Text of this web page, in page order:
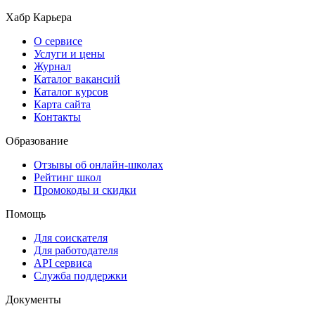
Хабр Карьера
О сервисе
Услуги и цены
Журнал
Каталог вакансий
Каталог курсов
Карта сайта
Контакты
Образование
Отзывы об онлайн-школах
Рейтинг школ
Промокоды и скидки
Помощь
Для соискателя
Для работодателя
API сервиса
Служба поддержки
Документы